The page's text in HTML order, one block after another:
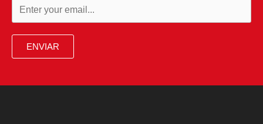
ENVIAR